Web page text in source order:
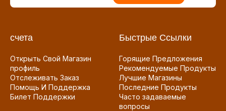
счета
Открыть Свой Магазин
профиль
Отслеживать Заказ
Помощь И Поддержка
Билет Поддержки
Быстрые Ссылки
Горящие Предложения
Рекомендуемые Продукты
Лучшие Магазины
Последние Продукты
Часто задаваемые
вопросы